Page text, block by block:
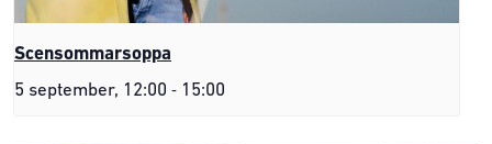
Scensommarsoppa
5 september, 12:00 - 15:00